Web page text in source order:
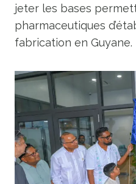
jeter les bases
pharmaceutiques
fabrication en Guyane.